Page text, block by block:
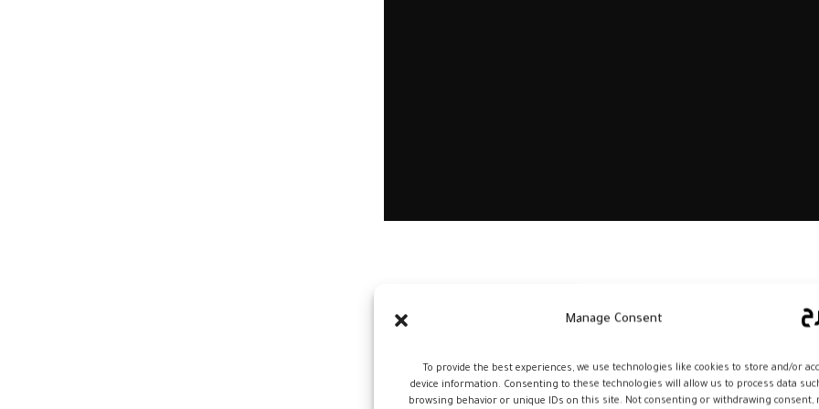
Manage Consent
To provide the best experiences, we use technologies like cookies to store and/or
device information. Consenting to these technologies will allow us to process data
browsing behavior or unique IDs on this site. Not consenting or withdrawing consent,